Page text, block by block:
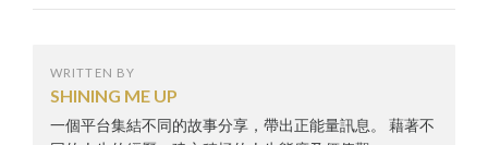
WRITTEN BY
SHINING ME UP
一個平台集結不同的故事分享，帶出正能量訊息。 藉著不